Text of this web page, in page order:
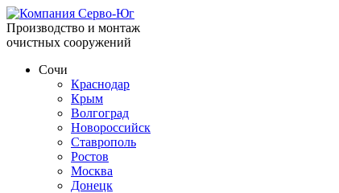
Производство и монтаж
очистных сооружений
Сочи
Краснодар
Крым
Волгоград
Новороссийск
Ставрополь
Ростов
Москва
Донецк